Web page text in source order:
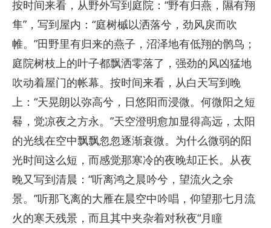
按时间来看，从野外写到庭院：“野有归燕，隰有翔
隼”，写到屋内：“庭树槭以洒落兮，劲风戾而吹
帷。”田野里有归来的燕子，沼泽地有低翔的鹘鸟；
庭院树枝上的叶子都飘洒零落了，强劲的风凶猛地
吹动着屋门的帐幕。按时间来看，从白天写到晚
上：“天晃朗以弥高兮，日悠阳而浸微。何微阳之短
晷，觉凉夜之方永。”天空澄明愈加显得高远，太阳
的光线在空中飘飘忽忽逐渐衰微。为什么微弱的阳
光时间这么短，而感觉那寒冷的夜晚却正长。从夜
晚又写到清晨：“听离鸿之晨吟兮，望流火之余
景。”听那飞离的大雁在晨空中吟唱，仰望那七月流
火的寒天残景，而且其中夹杂着对秋夜“月瞳